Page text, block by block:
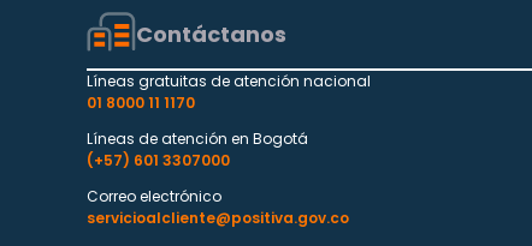
Contáctanos
Líneas gratuitas de atención nacional
01 8000 11 1170
Líneas de atención en Bogotá
(+57) 601 3307000
Correo electrónico
servicioalcliente@positiva.gov.co